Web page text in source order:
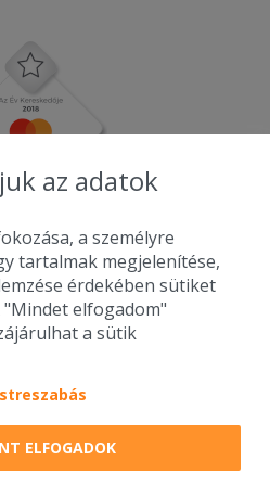
Falatozz.hu - Diston-line Kft.
kedvező áron, egy helyen az összes
étterem ajánlata.
az adatok
a személyre
tartalmak megjelenítése,
érdekében sütiket
"Mindet elfogadom"
a sütik
ELFOGADOK